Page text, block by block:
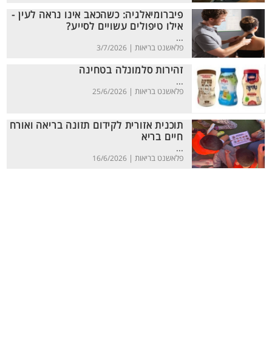
פיברומיאלגיה: כשהכאב אינו נראה לעין -
אילו טיפולים עשויים לסייע?
...
פלאשנט בריאות | 3/7/2026
זהירות סלמונלה בטחינה
...
פלאשנט בריאות | 25/6/2026
תוכנית אזורית לקידום תזונה בריאה ואורח
חיים בריא
...
פלאשנט בריאות | 16/6/2026